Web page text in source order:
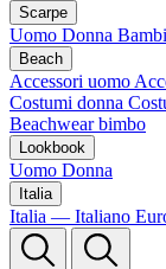
Scarpe
Uomo Donna
Beach
Accessori uomo
Costumi donna
Beachwear bimbo
Lookbook
Uomo Donna
Italia
Italia — Italiano